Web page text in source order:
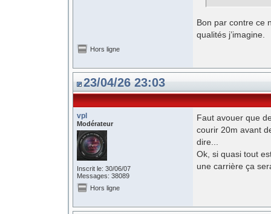
Bon par contre ce
qualités j’imagine.
Hors ligne
23/04/26 23:03
vpl
Modérateur
Inscrit le: 30/06/07
Messages: 38089
Faut avouer que
courir 20m avant
dire...
Ok, si quasi tout
une carrière ça
Hors ligne